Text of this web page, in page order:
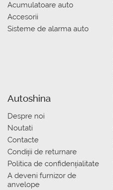
Acumulatoare auto
Accesorii
Sisteme de alarma auto
Autoshina
Despre noi
Noutati
Contacte
Condiții de returnare
Politica de confidențialitate
A deveni furnizor de
anvelope